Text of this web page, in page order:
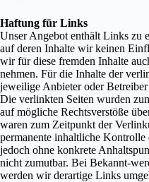
Haftung für Links
Unser Angebot enthält Links zu
auf deren Inhalte wir keinen
wir für diese fremden Inhalte
nehmen. Für die Inhalte der
jeweilige Anbieter oder
Die verlinkten Seiten wurden
auf mögliche Rechtsverstöße
waren zum Zeitpunkt der
permanente inhaltliche
jedoch ohne konkrete
nicht zumutbar. Bei Bekannt-
werden wir derartige Links